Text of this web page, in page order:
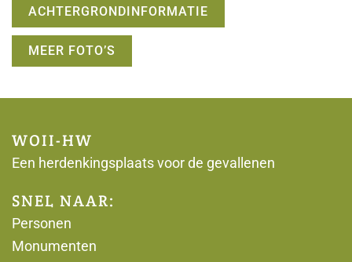
ACHTERGRONDINFORMATIE
MEER FOTO’S
WOII-HW
Een herdenkingsplaats voor de gevallenen
SNEL NAAR:
Personen
Monumenten